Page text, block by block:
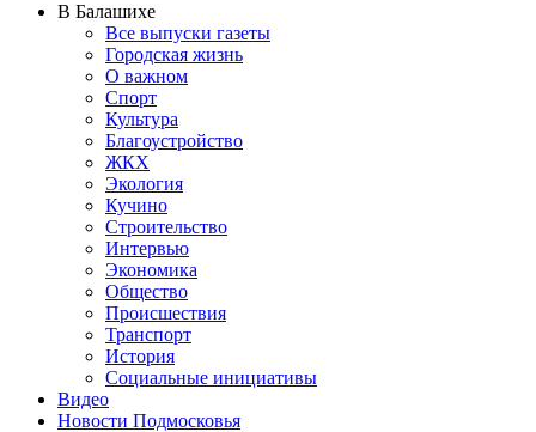
В Балашихе
Все выпуски газеты
Городская жизнь
О важном
Спорт
Культура
Благоустройство
ЖКХ
Экология
Кучино
Строительство
Интервью
Экономика
Общество
Происшествия
Транспорт
История
Социальные инициативы
Видео
Новости Подмосковья